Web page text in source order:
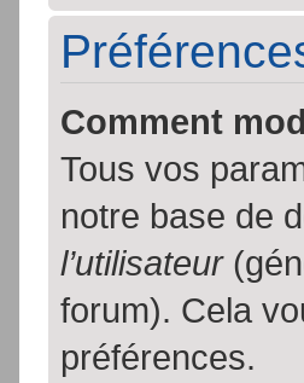
Comment
Tous vos
notre base de
l’utilisateur
forum). Cela
préférences.